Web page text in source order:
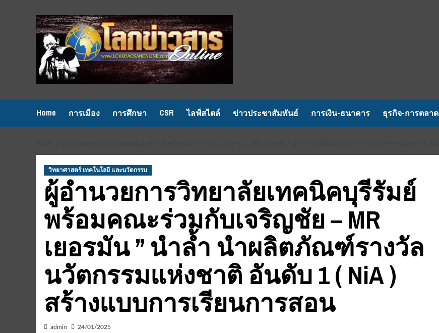
Home การเมือง การศึกษา CSR ไลฟ์สไตล์ ข่าวประชาสัมพันธ์ การเงิน-ธนาคาร ธุรกิจ-การตลาด
วิทยาศาสตร์ เทคโนโลยี และนวัตกรรม
ผู้อำนวยการวิทยาลัยเทคนิคบุรีรัมย์
พร้อมคณะร่วมกับเจริญชัย – MR
เยอรมัน ” นำล้ำ นำผลิตภัณฑ์รางวัล
นวัตกรรมแห่งชาติ อันดับ 1 ( NiA )
สร้างแบบการเรียนการสอน
admin 24/01/2025